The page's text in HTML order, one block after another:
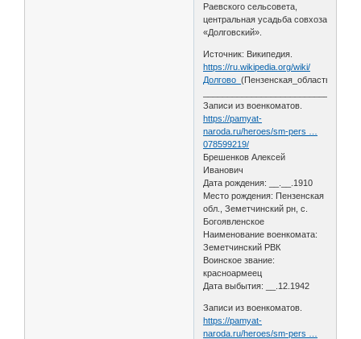
Раевского сельсовета,
центральная усадьба совхоза
«Долговский».
Источник: Википедия.
https://ru.wikipedia.org/wiki/
Долгово_(Пензенская_область)
Записи из военкоматов.
https://pamyat-
naroda.ru/heroes/sm-pers …
078599219/
Брешенков Алексей
Иванович
Дата рождения: __.__.1910
Место рождения: Пензенская
обл., Земетчинский рн, с.
Богоявленское
Наименование военкомата:
Земетчинский РВК
Воинское звание:
красноармеец
Дата выбытия: __.12.1942
Записи из военкоматов.
https://pamyat-
naroda.ru/heroes/sm-pers …